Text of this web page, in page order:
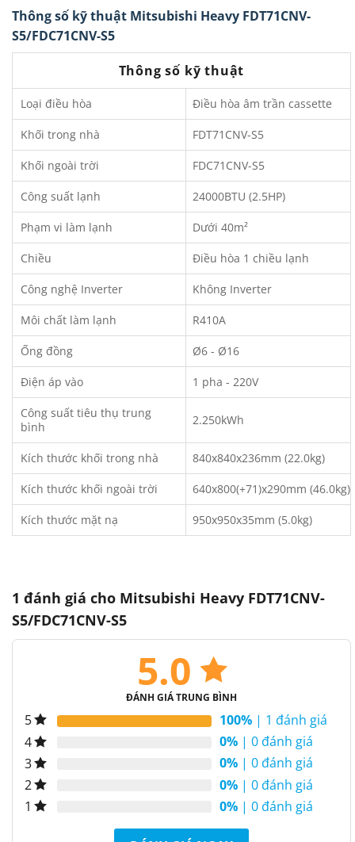
Thông số kỹ thuật Mitsubishi Heavy FDT71CNV-
S5/FDC71CNV-S5
Thông số kỹ thuật
Loại điều hòa Điều hòa âm trần cassette
Khối trong nhà FDT71CNV-S5
Khối ngoài trời FDC71CNV-S5
Công suất lạnh 24000BTU (2.5HP)
Phạm vi làm lạnh Dưới 40m²
Chiều Điều hòa 1 chiều lạnh
Công nghệ Inverter Không Inverter
Môi chất làm lạnh R410A
Ống đồng Ø6 - Ø16
Điện áp vào 1 pha - 220V
Công suất tiêu thụ trung
bình
2.250kWh
Kích thước khối trong nhà 840x840x236mm (22.0kg)
Kích thước khối ngoài trời 640x800(+71)x290mm (46.0kg)
Kích thước mặt nạ 950x950x35mm (5.0kg)
1 đánh giá cho Mitsubishi Heavy FDT71CNV-
S5/FDC71CNV-S5
5.0
ĐÁNH GIÁ TRUNG BÌNH
5 100% | 1 đánh giá
4
0% | 0 đánh giá
3
0% | 0 đánh giá
2
0% | 0 đánh giá
1
0% | 0 đánh giá